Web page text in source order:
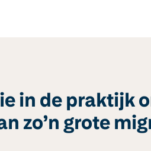
in de praktijk
zo’n grote